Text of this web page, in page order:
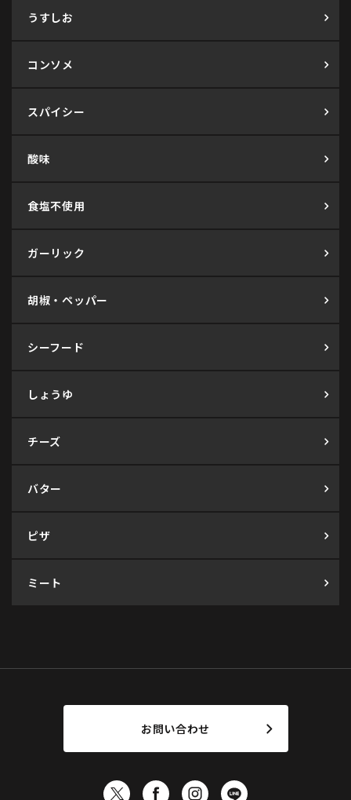
うすしお
コンソメ
スパイシー
酸味
食塩不使用
ガーリック
胡椒・ペッパー
シーフード
しょうゆ
チーズ
バター
ピザ
ミート
お問い合わせ